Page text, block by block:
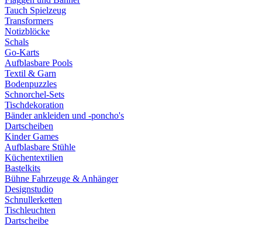
Tauch Spielzeug
Transformers
Notizblöcke
Schals
Go-Karts
Aufblasbare Pools
Textil & Garn
Bodenpuzzles
Schnorchel-Sets
Tischdekoration
Bänder ankleiden und -poncho's
Dartscheiben
Kinder Games
Aufblasbare Stühle
Küchentextilien
Bastelkits
Bühne Fahrzeuge & Anhänger
Designstudio
Schnullerketten
Tischleuchten
Dartscheibe